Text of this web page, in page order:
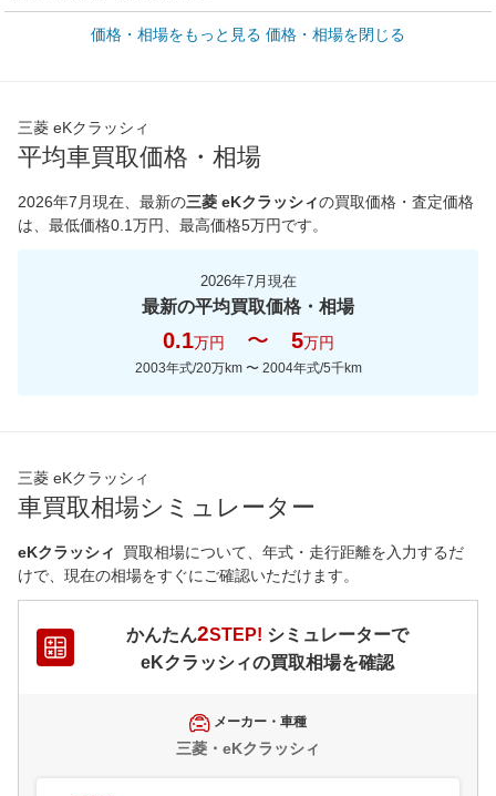
新車カタログ価格
他車種を
45,550円
価格・相場をもっと見る 価格・相場を閉じる
三菱 eKクラッシィ
平均車買取価格・相場
2026年7月現在 、最新の三菱 eKクラッシィの買取価格・査定価格
は、最低価格0.1万円、最高価格5万円です。
2026年7月現在
最新の平均買取価格・相場
0.1万円 〜 5万円
2003年式/20万km 〜 2004年式/5千km
三菱 eKクラッシィ
車買取相場シミュレーター
eKクラッシィ
買取相場について、年式・走行距離を入力するだ
けで、現在の相場をすぐにご確認いただけます。
かんたん2STEP! シミュレーターで
eKクラッシィの買取相場を確認
メーカー・車種
三菱・eKクラッシィ